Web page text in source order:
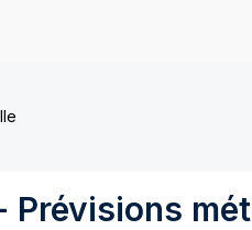
Prévisions